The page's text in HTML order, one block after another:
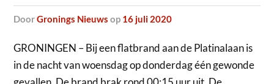
doorGronings Nieuws op 16 juli 2020
GRONINGEN – Bij een flatbrand aan de Platinalaan is
in de nacht van woensdag op donderdagééngewonde